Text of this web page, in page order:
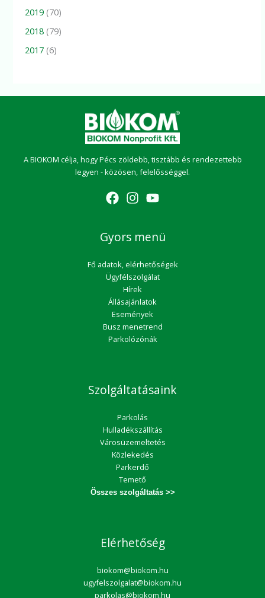
2019 (70)
2018 (79)
2017 (6)
A BIOKOM célja, hogy Pécs zöldebb, tisztább és rendezettebb
legyen - közösen, felelősséggel.
Gyors menü
Fő adatok, elérhetőségek
Ügyfélszolgálat
Hírek
Állásajánlatok
Események
Busz menetrend
Parkolózónák
Szolgáltatásaink
Parkolás
Hulladékszállítás
Városüzemeltetés
Közlekedés
Parkerdő
Temető
Összes szolgáltatás >>
Elérhetőség
biokom@biokom.hu
ugyfelszolgalat@biokom.hu
parkolas@biokom.hu